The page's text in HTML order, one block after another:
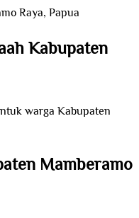
Raya, Papua
Kabupaten
warga Kabupaten
Mamberamo